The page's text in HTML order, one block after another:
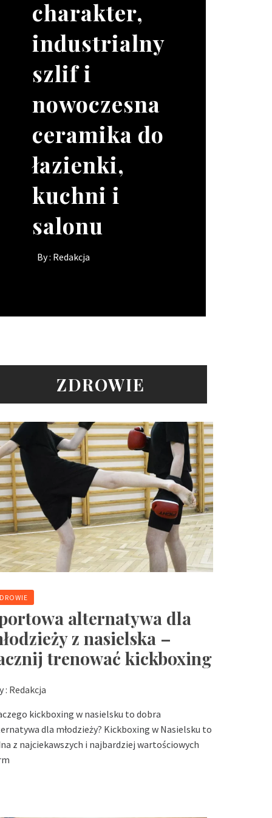
charakter,
industrialny
szlif i
nowoczesna
ceramika do
łazienki,
kuchni i
salonu
By : Redakcja
wizerunek
lokalu, gdy
brakuje rąk
do pracy?
By :Redakcja
narzędzie
pracy dla
Twojego
kierowcy?
By :Redakcja
o
skomplikowanych
kształtach
By :Redakcja
ZDROWIE
alternatywa dla
z nasielska –
trenować kickboxing
: Redakcja
kickboxing w nasielsku to dobra
dla młodzieży? Kickboxing w Nasielsku to
z najciekawszych i najbardziej wartościowych